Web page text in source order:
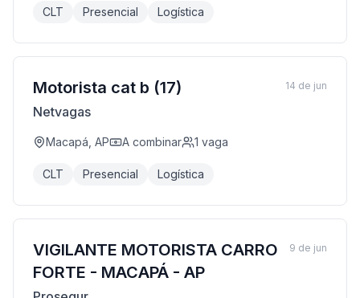
CLT Presencial Logística
Motorista cat b (17)
Netvagas
Macapá, AP A combinar 1 vaga
CLT Presencial Logística
14 de jun
VIGILANTE MOTORISTA CARRO
FORTE - MACAPÁ - AP
9 de jun